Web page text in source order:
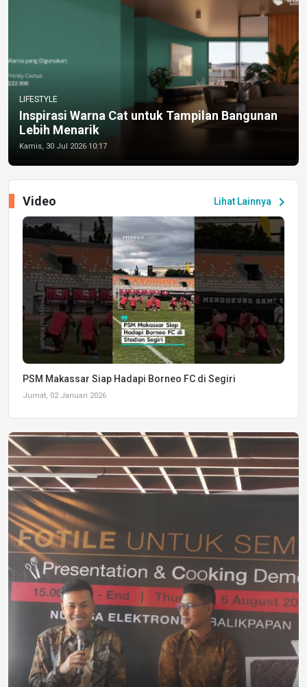
LIFESTYLE
Inspirasi Warna Cat untuk Tampilan Bangunan
Lebih Menarik
Kamis, 30 Jul 2026 10:17
Lihat Lainnya chevron_right
Video
PSM Makassar Siap Hadapi Borneo FC di Segiri
Jumat, 02 Januari 2026